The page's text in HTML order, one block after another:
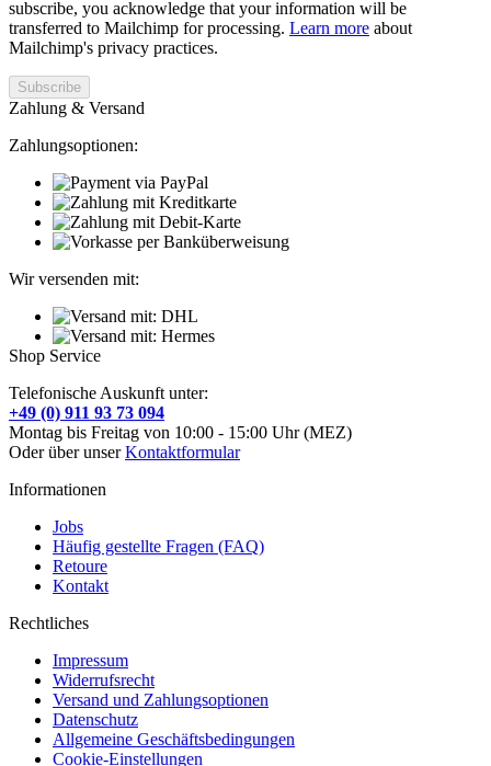
subscribe, you acknowledge that your information will be
transferred to Mailchimp for processing. Learn more about
Mailchimp's privacy practices.
Zahlung & Versand
Zahlungsoptionen:
Wir versenden mit:
Shop Service
Telefonische Auskunft unter:
+49 (0) 911 93 73 094
Montag bis Freitag von 10:00 - 15:00 Uhr (MEZ)
Oder über unserKontaktformular
Informationen
Jobs
Häufig gestellte Fragen (FAQ)
Retoure
Kontakt
Rechtliches
Impressum
Widerrufsrecht
Versand und Zahlungsoptionen
Datenschutz
Allgemeine Geschäftsbedingungen
Cookie-Einstellungen